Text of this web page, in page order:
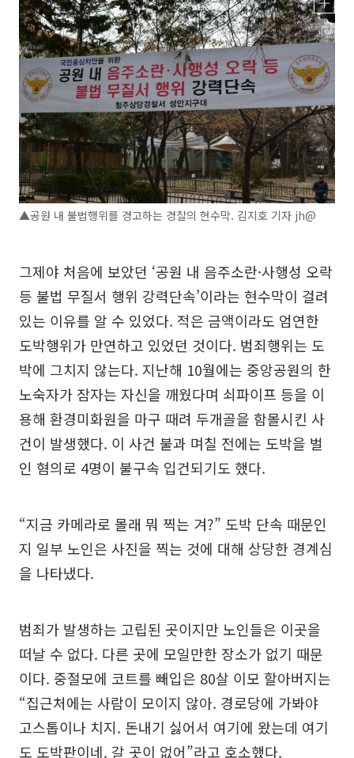
▲공원 내 불법행위를 경고하는 경찰의 현수막. 김지호 기자 jh@
그제야 처음에 보았던 ‘공원 내 음주소란·사행성 오락
등 불법 무질서 행위 강력단속’이라는 현수막이 걸려
있는 이유를 알 수 있었다. 적은 금액이라도 엄연한
도박행위가 만연하고 있었던 것이다. 범죄행위는 도
박에 그치지 않는다. 지난해 10월에는 중앙공원의 한
노숙자가 잠자는 자신을 깨웠다며 쇠파이프 등을 이
용해 환경미화원을 마구 때려 두개골을 함몰시킨 사
건이 발생했다. 이 사건 불과 며칠 전에는 도박을 벌
인 혐의로 4명이 불구속 입건되기도 했다.
“지금 카메라로 몰래 뭐 찍는 겨?” 도박 단속 때문인
지 일부 노인은 사진을 찍는 것에 대해 상당한 경계심
을 나타냈다.
범죄가 발생하는 고립된 곳이지만 노인들은 이곳을
떠날 수 없다. 다른 곳에 모일만한 장소가 없기 때문
이다. 중절모에 코트를 빼입은 80살 이모 할아버지는
“집근처에는 사람이 모이지 않아. 경로당에 가봐야
고스톱이나 치지. 돈내기 싫어서 여기에 왔는데 여기
도 도박판이네. 갈 곳이 없어”라고 호소했다.